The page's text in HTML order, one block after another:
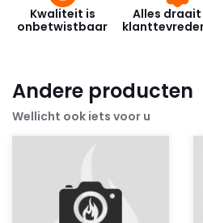
Kwaliteit is
onbetwistbaar
Alles draait
Andere producten
Wellicht ook iets voor u